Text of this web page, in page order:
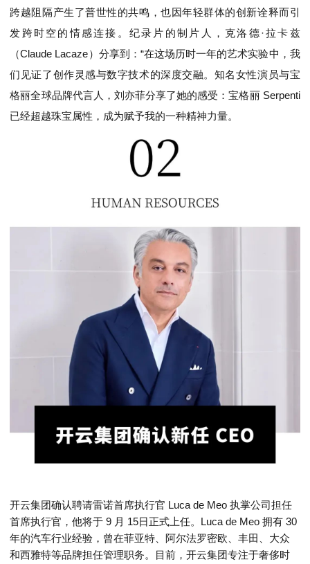
跨越阻隔产生了普世性的共鸣，也因年轻群体的创新诠释而引
发跨时空的情感连接。纪录片的制片人，克洛德·拉卡兹
（Claude Lacaze）分享到：“在这场历时一年的艺术实验中，我
们见证了创作灵感与数字技术的深度交融。知名女性演员与宝
格丽全球品牌代言人，刘亦菲分享了她的感受：宝格丽 Serpenti
已经超越珠宝属性，成为赋予我的一种精神力量。
开云集团确认聘请雷诺首席执行官 Luca de Meo 执掌公司担任
首席执行官，他将于 9 月 15日正式上任。Luca de Meo 拥有 30
年的汽车行业经验，曾在菲亚特、阿尔法罗密欧、丰田、大众
和西雅特等品牌担任管理职务。目前，开云集团专注于奢侈时